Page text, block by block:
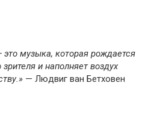
музыка, которая рождается
и наполняет воздух
— Людвиг ван Бетховен